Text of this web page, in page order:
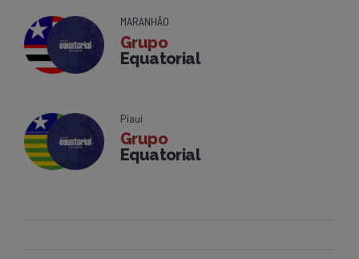
MARANHÃO
Grupo
Equatorial
Piauí
Grupo
Equatorial